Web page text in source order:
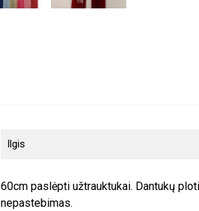
Ilgis
60cm paslėpti užtrauktukai. Dantukų
nepastebimas.